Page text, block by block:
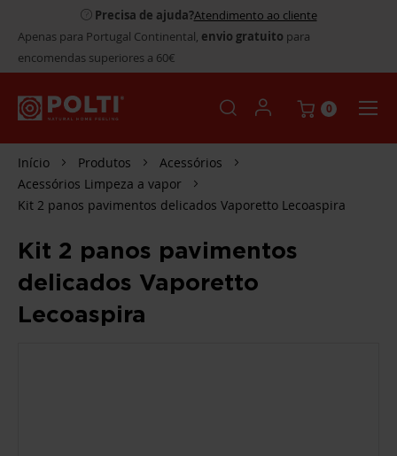
Precisa de ajuda?Atendimento ao cliente
Apenas para Portugal Continental, envio gratuito para
encomendas superiores a 60€
0
Início Produtos
Acessórios
Acessórios Limpeza a vapor
Kit 2 panos pavimentos delicados Vaporetto Lecoaspira
Kit 2 panos pavimentos
delicados Vaporetto
Lecoaspira